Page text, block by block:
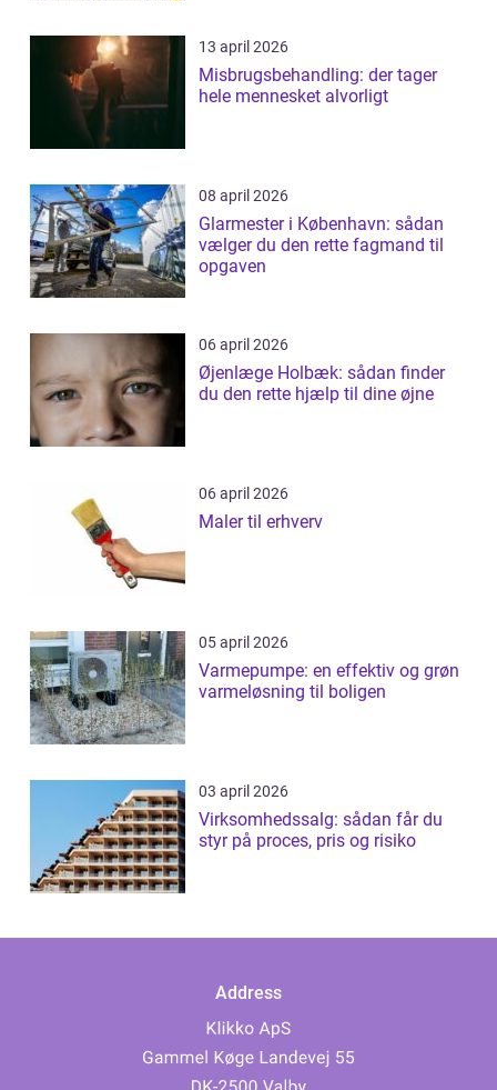
13 april 2026
Misbrugsbehandling: der tager
hele mennesket alvorligt
08 april 2026
Glarmester i København: sådan
vælger du den rette fagmand til
opgaven
06 april 2026
Øjenlæge Holbæk: sådan finder
du den rette hjælp til dine øjne
06 april 2026
Maler til erhverv
05 april 2026
Varmepumpe: en effektiv og grøn
varmeløsning til boligen
03 april 2026
Virksomhedssalg: sådan får du
styr på proces, pris og risiko
Address